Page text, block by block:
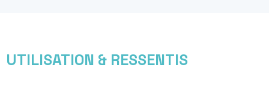
UTILISATION & RESSENTIS